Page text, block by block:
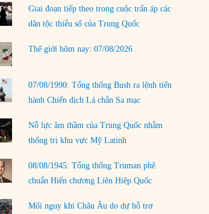
LOAD MORE
Giai đoạn tiếp theo trong cuộc trấn áp các
dân tộc thiểu số của Trung Quốc
Thế giới hôm nay: 07/08/2026
07/08/1990: Tổng thống Bush ra lệnh tiến
hành Chiến dịch Lá chắn Sa mạc
Nỗ lực âm thầm của Trung Quốc nhằm
thống trị khu vực Mỹ Latinh
08/08/1945: Tổng thống Truman phê
chuẩn Hiến chương Liên Hiệp Quốc
Mối nguy khi Châu Âu do dự hỗ trợ